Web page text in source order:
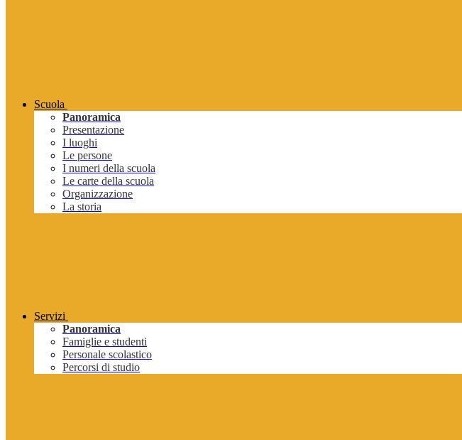
Scuola
Panoramica
Presentazione
I luoghi
Le persone
I numeri della scuola
Le carte della scuola
Organizzazione
La storia
Servizi
Panoramica
Famiglie e studenti
Personale scolastico
Percorsi di studio